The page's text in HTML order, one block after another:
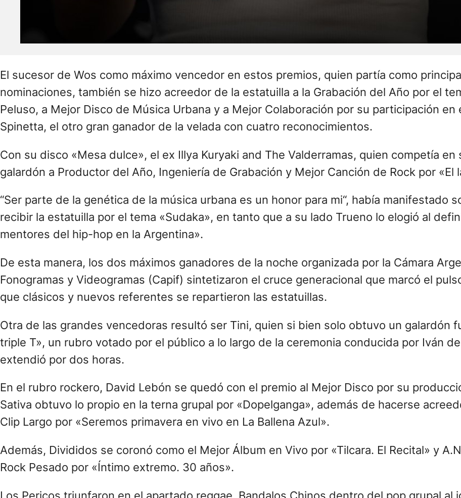
De esta manera, los dos máximos ganadores de la noche organizada por la Cámara
que clásicos y nuevos referentes se repartieron las estatuillas.
Otra de las grandes vencedoras resultó ser Tini, quien si bien solo obtuvo un galardón
triple T», un rubro votado por el público a lo largo de la ceremonia conducida por Iván de
extendió por dos horas.
En el rubro rockero, David Lebón se quedó con el premio al Mejor Disco por su
Sativa obtuvo lo propio en la terna grupal por «Dopelganga», además de hacerse
Clip Largo por «Seremos primavera en vivo en La Ballena Azul».
Además, Divididos se coronó como el Mejor Álbum en Vivo por «Tilcara. El Recital» y
Rock Pesado por «Íntimo extremo. 30 años».
Los Pericos triunfaron en el apartado reggae, Bandalos Chinos dentro del pop grupal al
plano solista, Julieta Laso destacó en el tango con dos galardones y Bizarrap en la
junto a Quevedo.
Entre los clásicos, León Gieco dijo presente al vencer en el rubro Mejor Álbum de
del mar»; Fito Páez en el rubro Mejor Disco Conceptual por «Futurología Arlt» e
imponerse con su cinta en vivo de 1975 en el Teatro Coliseo como Mejor Colección de
Durante la ceremonia realizada en el Movistar, que no presentó demasiadas sorpresas,
Fabulosos Cadillacs, con una versión de «Matador»; de León Gieco, quien interpretó
Víctor Heredia, quienes cantaron «Tierra Zanta», en acaso el único cruce generacional
También estuvieron Yami Safdie y Sol Paz; María Becerra; Amelita Baltar y Raúl Lavié,
su trayectoria; y un bloque RKT con L-Gante, La Joaqui, REI, Peipper, DJ TAO y Callejero
En el video homenaje a los músicos y personalidades relacionados con la actividad
imágenes entre otros de Marciano Cantero, Carla Tintore, Atilio Stamponi, José Ángel